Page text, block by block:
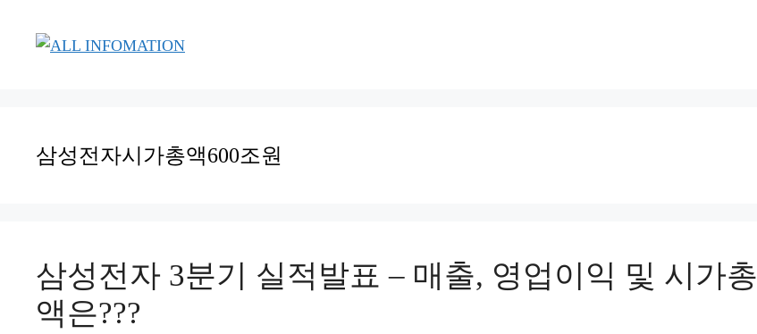
삼성전자시가총액600조원
삼성전자 3분기 실적발표 – 매출, 영업이익 및 시가총
액은???